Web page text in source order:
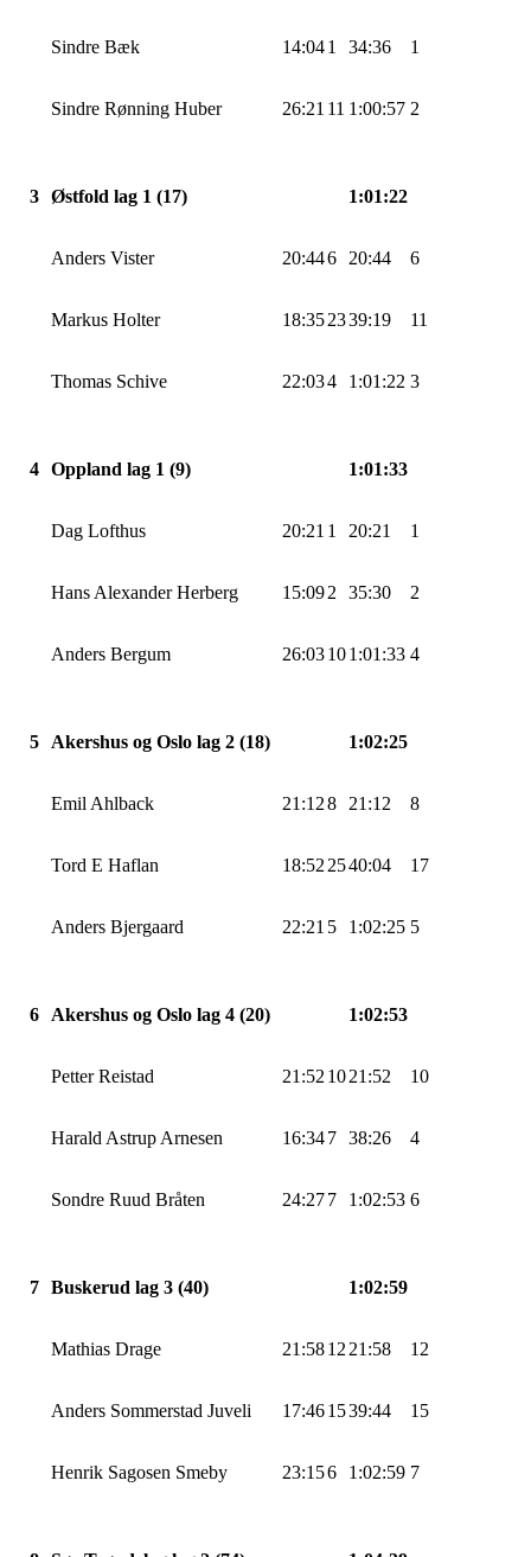
Sindre Bæk 14:041 34:36 1
Sindre Rønning Huber 26:21 11 1:00:57 2
3 Østfold lag 1 (17) 1:01:22
Anders Vister 20:446 20:44 6
Markus Holter 18:352339:19 11
Thomas Schive 22:034 1:01:22 3
4 Oppland lag 1 (9) 1:01:33
Dag Lofthus 20:21 1 20:21 1
Hans AlexanderHerberg 15:092 35:30 2
Anders Bergum 26:03101:01:33 4
5 Akershus og Oslo lag 2 (18) 1:02:25
Emil Ahlback 21:128 21:12 8
Tord E Haflan 18:52 2540:04 17
Anders Bjergaard 22:21 5 1:02:25 5
6 Akershus og Oslo lag 4 (20) 1:02:53
Petter Reistad 21:52 1021:52 10
Harald Astrup Arnesen 16:347 38:26 4
Sondre Ruud Bråten 24:277 1:02:53 6
7 Buskerud lag 3 (40) 1:02:59
Mathias Drage 21:5812 21:58 12
Anders Sommerstad Juveli 17:461539:44 15
Henrik Sagosen Smeby 23:156 1:02:59 7